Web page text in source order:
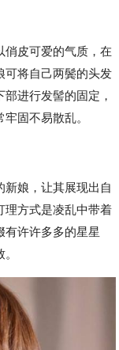
皮可爱的气质，在
可将自己两鬓的头发
进行发髻的固定，
固不易散乱。
娘，让其展现出自
理方式是凌乱中带着
许许多多的星星